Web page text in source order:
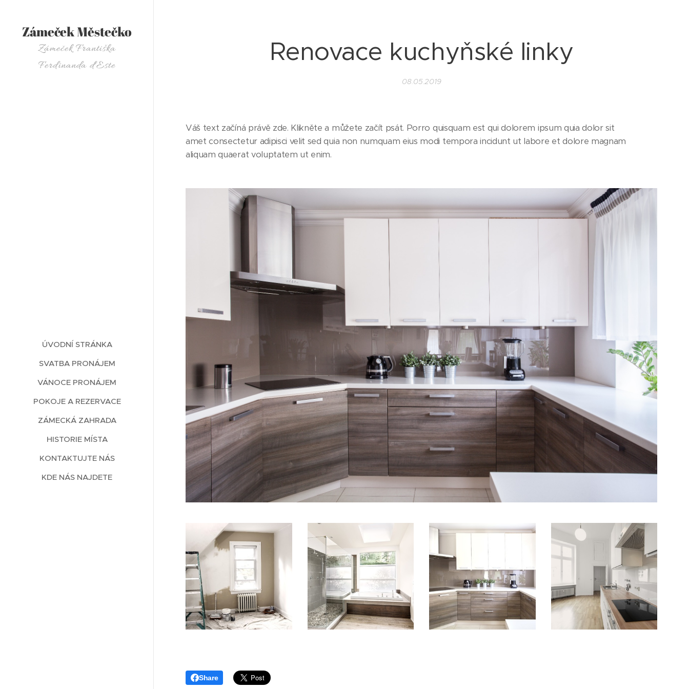
Zámeček Městečko
Zámeček Františka
Ferdinanda d'Este
ÚVODNÍ STRÁNKA
SVATBA PRONÁJEM
VÁNOCE PRONÁJEM
POKOJE A REZERVACE
ZÁMECKÁ ZAHRADA
HISTORIE MÍSTA
KONTAKTUJTE NÁS
KDE NÁS NAJDETE
Renovace kuchyňské linky
08.05.2019
Váš text začíná právě zde. Klikněte a můžete začít psát. Porro quisquam est qui dolorem ipsum quia dolor sit
amet consectetur adipisci velit sed quia non numquam eius modi tempora incidunt ut labore et dolore magnam
aliquam quaerat voluptatem ut enim.
Share